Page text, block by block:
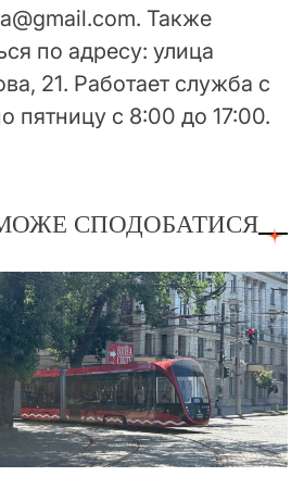
Также
по адресу: улица
21. Работает служба с
пятницу с 8:00 до 17:00.
СПОДОБАТИСЯ